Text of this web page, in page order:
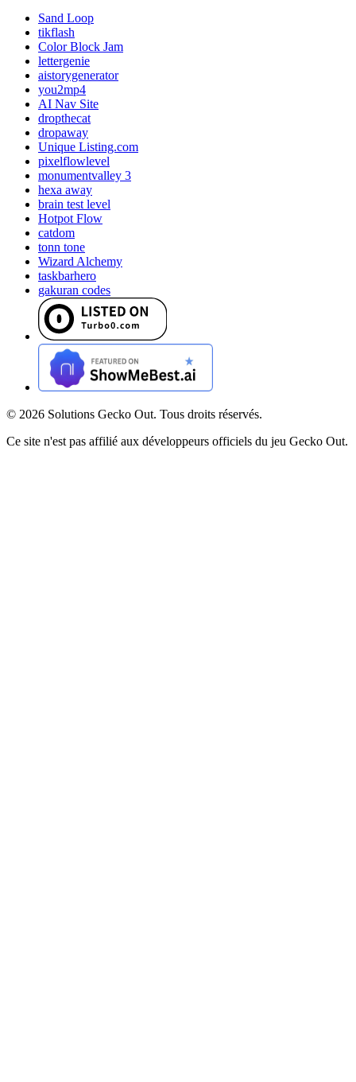
Sand Loop
tikflash
Color Block Jam
lettergenie
aistorygenerator
you2mp4
AI Nav Site
dropthecat
dropaway
Unique Listing.com
pixelflowlevel
monumentvalley 3
hexa away
brain test level
Hotpot Flow
catdom
tonn tone
Wizard Alchemy
taskbarhero
gakuran codes
© 2026 Solutions Gecko Out. Tous droits réservés.
Ce site n'est pas affilié aux développeurs officiels du jeu Gecko Out.